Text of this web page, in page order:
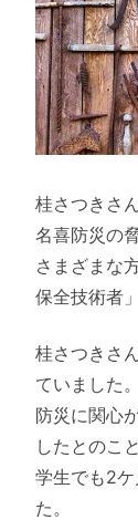
桂さつきさ
名喜防災の
さまざまな
保全技術者
桂さつきさ
ていました
防災に関心
したとのこ
学生でも2
た。